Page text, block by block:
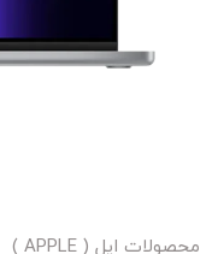
محصولات اپل ( APPLE )